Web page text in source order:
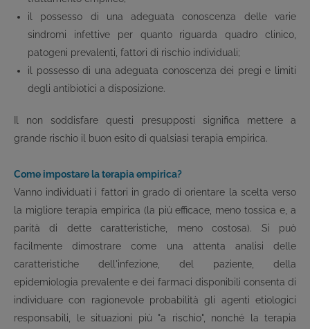
il possesso di una adeguata conoscenza delle varie
sindromi infettive per quanto riguarda quadro clinico,
patogeni prevalenti, fattori di rischio individuali;
il possesso di una adeguata conoscenza dei pregi e limiti
degli antibiotici a disposizione.
Il non soddisfare questi presupposti significa mettere a
grande rischio il buon esito di qualsiasi terapia empirica.
Come impostare la terapia empirica?
Vanno individuati i fattori in grado di orientare la scelta verso
la migliore terapia empirica (la più efficace, meno tossica e, a
parità di dette caratteristiche, meno costosa). Si può
facilmente dimostrare come una attenta analisi delle
caratteristiche dell'infezione, del paziente, della
epidemiologia prevalente e dei farmaci disponibili consenta di
individuare con ragionevole probabilità gli agenti etiologici
responsabili, le situazioni più "a rischio", nonché la terapia